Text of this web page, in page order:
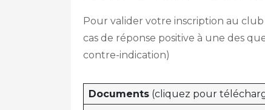
Pour valider votre inscription au
cas de réponse positive à une des
contre-indication)
Documents (cliquez pour